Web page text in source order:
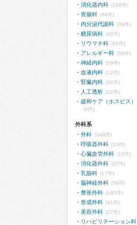
消化器内科 (188件)
胃腸科 (84件)
内分泌代謝科 (39件)
糖尿病科 (40件)
リウマチ科 (69件)
アレルギー科 (39件)
神経内科 (59件)
血液内科 (12件)
腎臓内科 (34件)
人工透析 (12件)
緩和ケア（ホスピス）
(8件)
外科系
外科 (149件)
呼吸器外科 (13件)
心臓血管外科 (16件)
消化器外科 (27件)
乳腺科 (17件)
脳神経外科 (54件)
整形外科 (180件)
形成外科 (41件)
美容外科 (27件)
リハビリテーション科